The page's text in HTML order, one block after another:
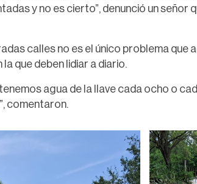
y no es cierto”, denunció un señor
calles no es el único problema que
que deben lidiar a diario.
agua de la llave cada ocho o
comentaron.